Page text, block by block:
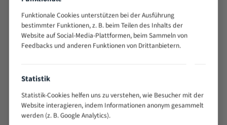
Flexback Bandsägeblätter Meterware
Hersteller
Arend Sägetech e.K.
Anschrift
E-Mail
info@saegemarkt.de
Sicherheits- und Warnhinweise
Extrem scharfe Schneidzähne – es besteht
Funktionale Cookies unterstützen bei der Ausführung
bestimmter Funktionen, z. B. beim Teilen des Inhalts der
Website auf Social-Media-Plattformen, beim Sammeln von
Feedbacks und anderen Funktionen von Drittanbietern.
Statistik
Statistik-Cookies helfen uns zu verstehen, wie Besucher mit der
Website interagieren, indem Informationen anonym gesammelt
werden (z. B. Google Analytics).